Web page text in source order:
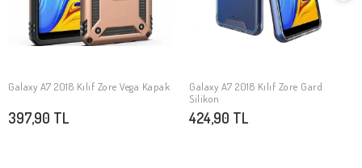
SEPETE EKLE
Galaxy A7 2018 Kılıf Zore Vega Kapak
397,90 TL
SEPETE EKLE
Galaxy A7 2018 Kılıf Zore Gard
Silikon
424,90 TL